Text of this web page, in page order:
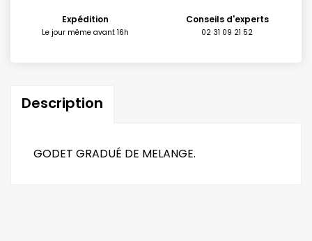
Expédition
Le jour même avant 16h
Conseils d'experts
02 31 09 21 52
Description
GODET GRADUÉ DE MELANGE.